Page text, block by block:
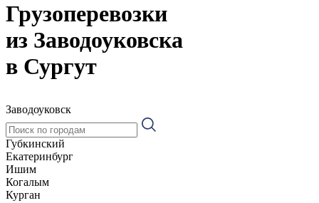
Грузоперевозки
из Заводоуковска
в Сургут
Заводоуковск
Губкинский
Екатеринбург
Ишим
Когалым
Курган